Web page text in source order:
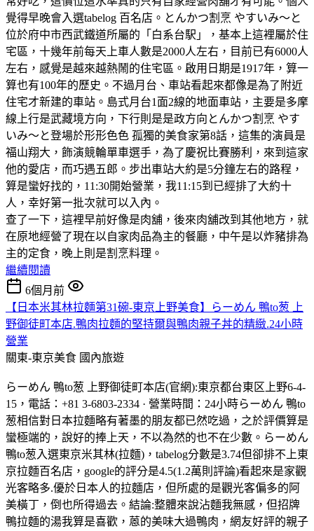
覺得早晚會入選tabelog 百名店。とんかつ割烹 やすいみ〜と
位於府中市西武鐵道所屬的「白系台駅」，基本上這裡屬於住
宅區，十幾年前每天上車人數是2000人左右，目前已有6000人
左右，感覺是越來越熱鬧的住宅區。啟用日期是1917年，算一
算也有100年的歷史。不過月台、車站看起來都像是為了附近
住宅才新建的車站。島式月台1面2線的地面車站，主要是多摩
線上行是武藏境方向，下行則是是政方向とんかつ割烹 やす
いみ〜と登場於形形色色 孤獨的美食家第8話，這集的演員是
福山翔大，飾演競輪單車選手，為了慶祝比賽勝利，來到這家
他的愛店，而巧遇五郎。步出車站大約是5分鐘左右的路程，
算是蠻好找的，11:30開始營業，我11:15到已經排了大約十
人，幸好第一批次就可以入內。
查了一下，這裡早前好像是肉舖，後來肉舖改到其他地方，就
在原地經營了現在以自家肉品為主的餐廳，中午是以炸豬排為
主的定食，晚上則是割烹料理。
繼續閱讀
6個月前
【日本米其林拉麵第31碗-東京上野美食】らーめん 鴨to葱 上
野御徒町本店.鴨肉拉麵的堅持爾與鴨肉親子丼的精緻.24小時
營業
關東-東京美食 國內旅遊
らーめん 鴨to葱 上野御徒町本店(官網):東京都台東区上野6-4-
15，電話：+81 3-6803-2334 · 營業時間：24小時らーめん 鴨to
葱相信對日本拉麵略有著墨的朋友都已然吃過，之於評價算是
蠻極端的，說好的捧上天，不以為然的也不在少數。らーめん
鴨to葱入選東京米其林(拉麵)，tabelog分數是3.74但卻排不上東
京拉麵百名店，google的評分是4.5(1.2萬則評論)看起來是家觀
光客略多.優於日本人的拉麵店，但所處的是觀光客偏多的阿
美橫丁，倒也所得過去。結論:整體來說沾麵我無感，但招牌
鴨拉麵的湯我算是喜歡，蒽的美味大過鴨肉，網友好評的親子